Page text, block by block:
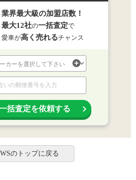
業界最大級の加盟店数！
最大12社の一括査定で
愛車が高く売れるチャンス
括査定を依頼する
のトップに戻る